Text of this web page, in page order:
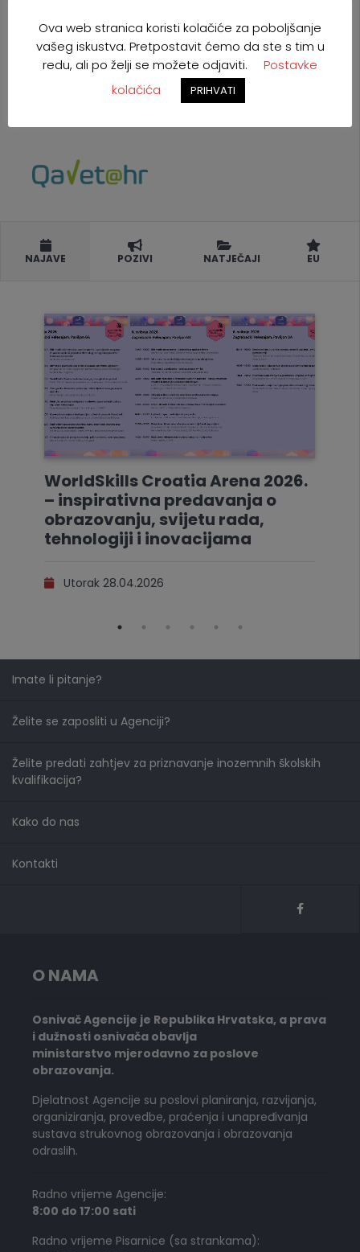
NAJAVE POZIVI NATJEČAJI EU
WorldSkills Croatia Arena 2026.
– inspirativna predavanja o
obrazovanju, svijetu rada,
tehnologiji i inovacijama
Utorak 28.04.2026
Imate li pitanje?
Želite se zaposliti u Agenciji?
Želite predati zahtjev za priznavanje inozemnih školskih
kvalifikacija?
Kako do nas
Kontakti
O NAMA
Osnivač Agencije je Republika Hrvatska, a prava
i dužnosti osnivača obavlja
ministarstvo mjerodavno za poslove
obrazovanja.
Djelatnost Agencije su poslovi planiranja, razvijanja,
organiziranja, provedbe, praćenja i unapređivanja
sustava strukovnog obrazovanja i obrazovanja
odraslih.
Radno vrijeme Agencije:
8:00 do 17:00 sati
Radno vrijeme Pisarnice (sa strankama):
Ova web stranica koristi kolačiće za poboljšanje
vašeg iskustva. Pretpostavit ćemo da ste s tim u
redu, ali po želji se možete odjaviti.
Postavke
kolačića
PRIHVATI